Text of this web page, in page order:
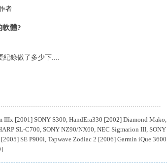
者
軟體?
紀錄做了多少下....
IIIx [2001] SONY S300, HandEra330 [2002] Diamond
SL-C700, SONY NZ90/NX60, NEC Sigmarion III,
SE P900i, Tapwave Zodiac 2 [2006] Garmin iQue